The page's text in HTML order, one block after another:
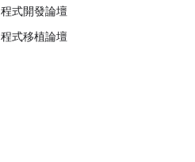
式開發論壇
式移植論壇